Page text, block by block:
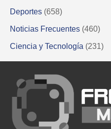
Deportes (658)
Noticias Frecuentes (460)
Ciencia y Tecnología (231)